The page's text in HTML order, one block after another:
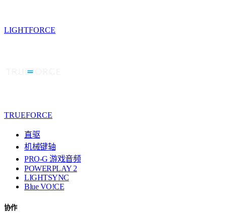
LIGHTFORCE
TRUEFORCE
直驱
机械键轴
PRO-G 游戏音频
POWERPLAY 2
LIGHTSYNC
Blue VO!CE
协作